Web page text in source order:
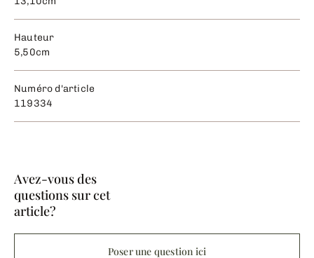
Hauteur
5,50cm
Numéro d'article
119334
Avez-vous des
questions sur cet
article?
Poser une question ici